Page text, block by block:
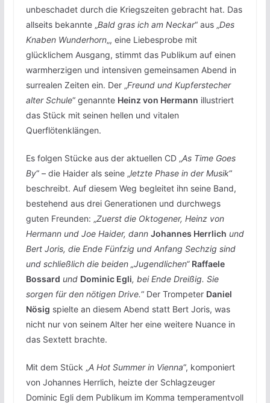
unbeschadet durch die Kriegszeiten gebracht hat. Das
allseits bekannte „Bald gras ich am Neckar“ aus „Des
Knaben Wunderhorn„, eine Liebesprobe mit
glücklichem Ausgang, stimmt das Publikum auf einen
warmherzigen und intensiven gemeinsamen Abend in
surrealen Zeiten ein. Der „Freund und Kupferstecher
alter Schule“ genannte Heinz von Hermann illustriert
das Stück mit seinen hellen und vitalen
Querflötenklängen.
Es folgen Stücke aus der aktuellen CD „As Time Goes
By“ – die Haider als seine „letzte Phase in der Musik“
beschreibt. Auf diesem Weg begleitet ihn seine Band,
bestehend aus drei Generationen und durchwegs
guten Freunden: „Zuerst die Oktogener, Heinz von
Hermann und Joe Haider, dann Johannes Herrlich und
Bert Joris, die Ende Fünfzig und Anfang Sechzig sind
und schließlich die beiden „Jugendlichen“ Raffaele
Bossard und Dominic Egli, bei Ende Dreißig. Sie
sorgen für den nötigen Drive.“ Der Trompeter Daniel
Nösig spielte an diesem Abend statt Bert Joris, was
nicht nur von seinem Alter her eine weitere Nuance in
das Sextett brachte.
Mit dem Stück „A Hot Summer in Vienna“, komponiert
von Johannes Herrlich, heizte der Schlagzeuger
Dominic Egli dem Publikum im Komma temperamentvoll